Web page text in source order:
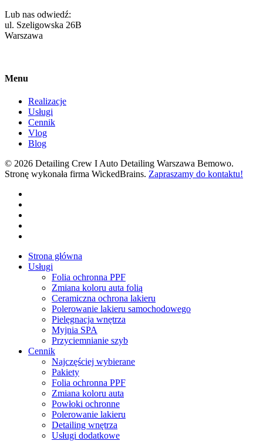
Lub nas odwiedź:
ul. Szeligowska 26B
Warszawa
Menu
Realizacje
Usługi
Cennik
Vlog
Blog
© 2026 Detailing Crew I Auto Detailing Warszawa Bemowo.
Stronę wykonała firma WickedBrains. Zapraszamy do kontaktu!
Close
Menu
Strona główna
Usługi
Folia ochronna PPF
Zmiana koloru auta folią
Ceramiczna ochrona lakieru
Polerowanie lakieru samochodowego
Pielęgnacja wnętrza
Myjnia SPA
Przyciemnianie szyb
Cennik
Najczęściej wybierane
Pakiety
Folia ochronna PPF
Zmiana koloru auta
Powłoki ochronne
Polerowanie lakieru
Detailing wnętrza
Usługi dodatkowe